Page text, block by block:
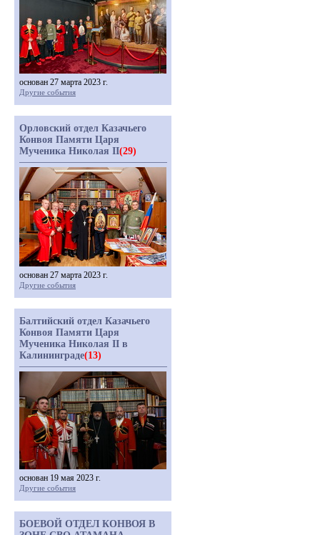
основан 27 марта 2023 г.
Другие события
Орловский отдел Казачьего
Конвоя Памяти Царя
Мученика Николая II(29)
основан 27 марта 2023 г.
Другие события
Балтийский отдел Казачьего
Конвоя Памяти Царя
Мученика Николая II в
Калининграде(13)
основан 19 мая 2023 г.
Другие события
БОЕВОЙ ОТДЕЛ КОНВОЯ В